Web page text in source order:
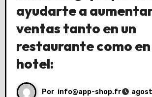
ayudarte a
ventas tanto en un
restaurante como en
hotel:
Por info@app-shop.fr